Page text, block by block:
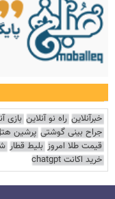
خبرآنلاین راه نو آنلاین بازی
جراح بینی گوشتی پرشین
قیمت طلا امروز بلیط قطار
خرید اکانت chatgpt